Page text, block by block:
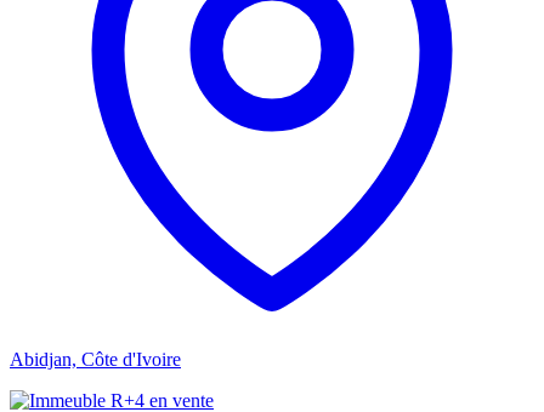
Abidjan, Côte d'Ivoire